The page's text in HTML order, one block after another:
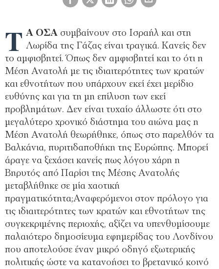
Τ Α ΟΣΑσυμβαίνουν στο Ισραήλ και στη
Λωρίδα της Γάζας είναι τραγικά. Κανείς δεν
το αμφισβητεί. Όπως δεν αμφισβητεί και το ότι η
Μέση Ανατολή με τις ιδιαιτερότητες των κρατών
και εθνοτήτων που υπάρχουν εκεί έχει μερίδιο
ευθύνης και για τη μη επίλυση των εκεί
προβλημάτων. Δεν είναι τυχαίο άλλωστε ότι στο
μεγαλύτερο χρονικό διάστημα του αιώνα μας η
Μέση Ανατολή θεωρήθηκε, όπως στο παρελθόν τα
Βαλκάνια, πυριτιδαποθήκη της Ευρώπης. Μπορεί
άραγε να ξεχάσει κανείς πως λόγου χάρη η
Βηρυτός από Παρίσι της Μέσης Ανατολής
μεταβλήθηκε σε μία χαοτική
πραγματικότητα;Αναφερόμενοι στον πρόλογο για
τις ιδιαιτερότητες των κρατών και εθνοτήτων της
συγκεκριμένης περιοχής, αξίζει να υπενθυμίσουμε
παλαιότερο δημοσίευμα εφημερίδας του Λονδίνου
που αποτελούσε έναν μικρό οδηγό εξωτερικής
πολιτικής ώστε να κατανοήσει το βρετανικό κοινό